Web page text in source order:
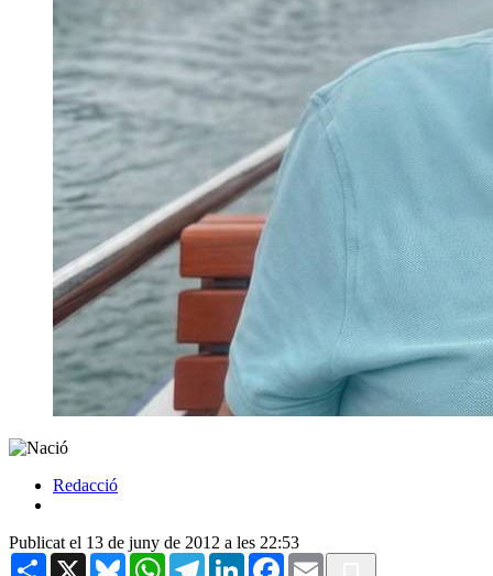
Redacció
Publicat el 13 de juny de 2012 a les 22:53
Share X BlueskyWhatsAppTelegramLinkedInFacebook
Email